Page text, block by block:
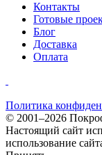
Контакты
Готовые
Блог
Доставка
Оплата
Политика
© 2001–2026
Настоящий сайт
использование